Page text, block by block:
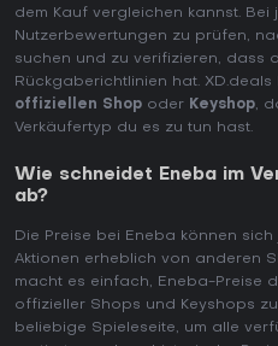
dem Kauf vergleichen kannst. Bei
Nutzerbewertungen zu prüfen,
suchen und zu verifizieren, dass
Rückgaberichtlinien hat.
offiziellen Shop oder Keyshop,
Verkäufertyp du es zu tun hast.
Wie schneidet Eneba im
ab?
Die Preise bei Eneba können
Aktionen erheblich von anderen
macht es einfach, Eneba-Preise
offizieller Shops und Keyshops
beliebige Spieleseite, um alle